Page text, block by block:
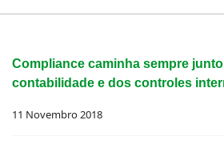
Compliance caminha sempre
contabilidade e dos controles
11 Novembro 2018